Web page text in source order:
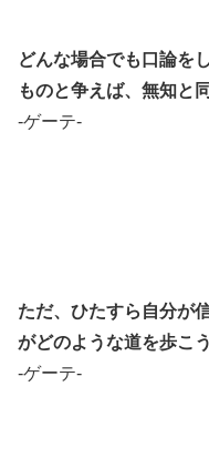
どんな場合でも口論を
ものと争えば、無知と
-ゲーテ-
ただ、ひたすら自分が
がどのような道を歩こ
-ゲーテ-